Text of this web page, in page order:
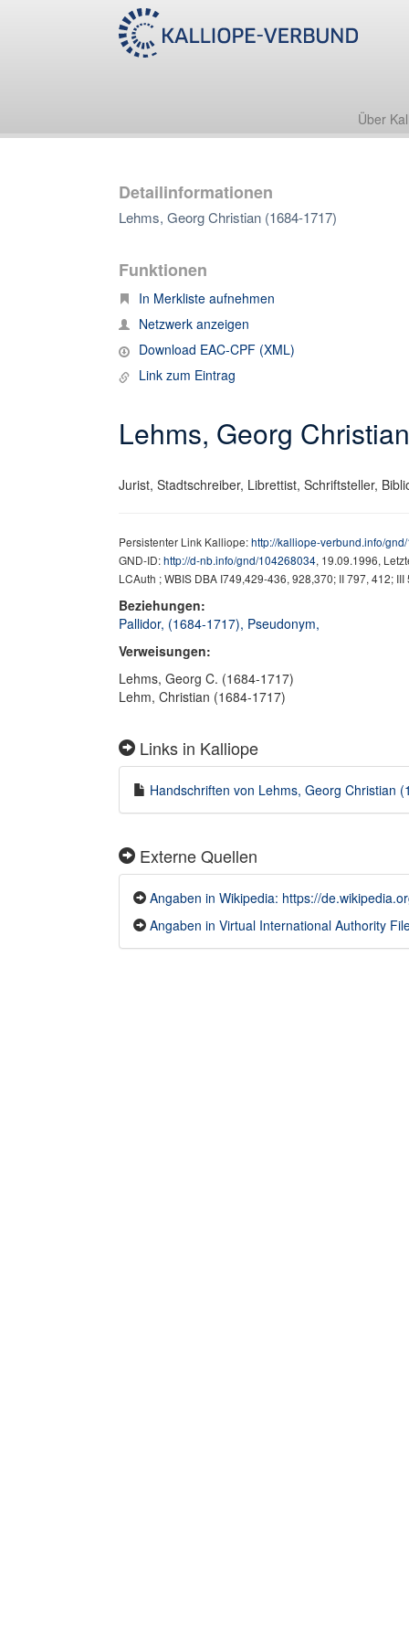
Über
Detailinformationen
Lehms, Georg Christian (1684-1717)
Funktionen
In Merkliste aufnehmen
Netzwerk anzeigen
Download EAC-CPF (XML)
Link zum Eintrag
Lehms, Georg
Jurist, Stadtschreiber, Librettist, Schriftsteller,
Persistenter Link Kalliope:http://kalliope-verbund.info/
GND-ID:http://d-nb.info/gnd/104268034, 19.09.1996,
LCAuth ; WBIS DBA I749,429-436, 928,370; II 797, 412;
Beziehungen:
Pallidor, (1684-1717), Pseudonym,
Verweisungen:
Lehms, Georg C. (1684-1717)
Lehm, Christian (1684-1717)
Links in Kalliope
Handschriften von Lehms, Georg Christian
Externe Quellen
Angaben in Wikipedia: https://
Angaben in Virtual International Authority